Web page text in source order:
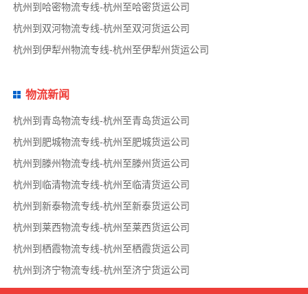
杭州到哈密物流专线-杭州至哈密货运公司
杭州到双河物流专线-杭州至双河货运公司
杭州到伊犁州物流专线-杭州至伊犁州货运公司
物流新闻
杭州到青岛物流专线-杭州至青岛货运公司
杭州到肥城物流专线-杭州至肥城货运公司
杭州到滕州物流专线-杭州至滕州货运公司
杭州到临清物流专线-杭州至临清货运公司
杭州到新泰物流专线-杭州至新泰货运公司
杭州到莱西物流专线-杭州至莱西货运公司
杭州到栖霞物流专线-杭州至栖霞货运公司
杭州到济宁物流专线-杭州至济宁货运公司